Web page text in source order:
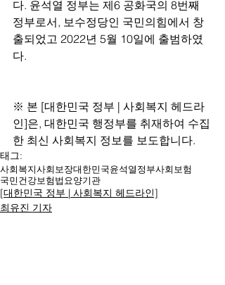
다. 윤석열 정부는 제6 공화국의 8번째
정부로서, 보수정당인 국민의힘에서 창
출되었고 2022년 5월 10일에 출범하였
다.
※ 본 [대한민국 정부 | 사회복지 헤드라
인]은, 대한민국 행정부를 취재하여 수집
한 최신 사회복지 정보를 보도합니다.
태그:
사회복지사회보장대한민국윤석열정부사회보험
국민건강보험법 요양기관
[대한민국 정부 | 사회복지 헤드라인]
최유진 기자